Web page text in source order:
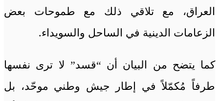
العراق، مع تلاقي ذلك مع طموحات بعض
الزعامات الدينية في الساحل والسويداء.
كما يتضح من البيان أن “قسد” لا ترى نفسها
طرفاً مُكمّلاً في إطار جيش وطني موحّد، بل